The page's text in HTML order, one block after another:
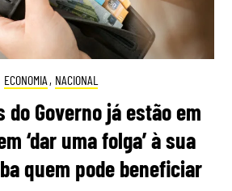
ECONOMIA , NACIONAL
do Governo já estão em
‘dar uma folga’ à sua
quem pode beneficiar